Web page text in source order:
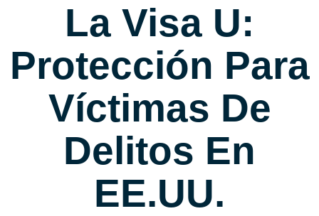
La Visa U:
Protección Para
Víctimas De
Delitos En
EE.UU.